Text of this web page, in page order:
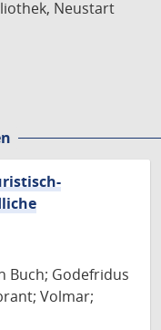
Neustart
Buch; Godefridus
Volmar;